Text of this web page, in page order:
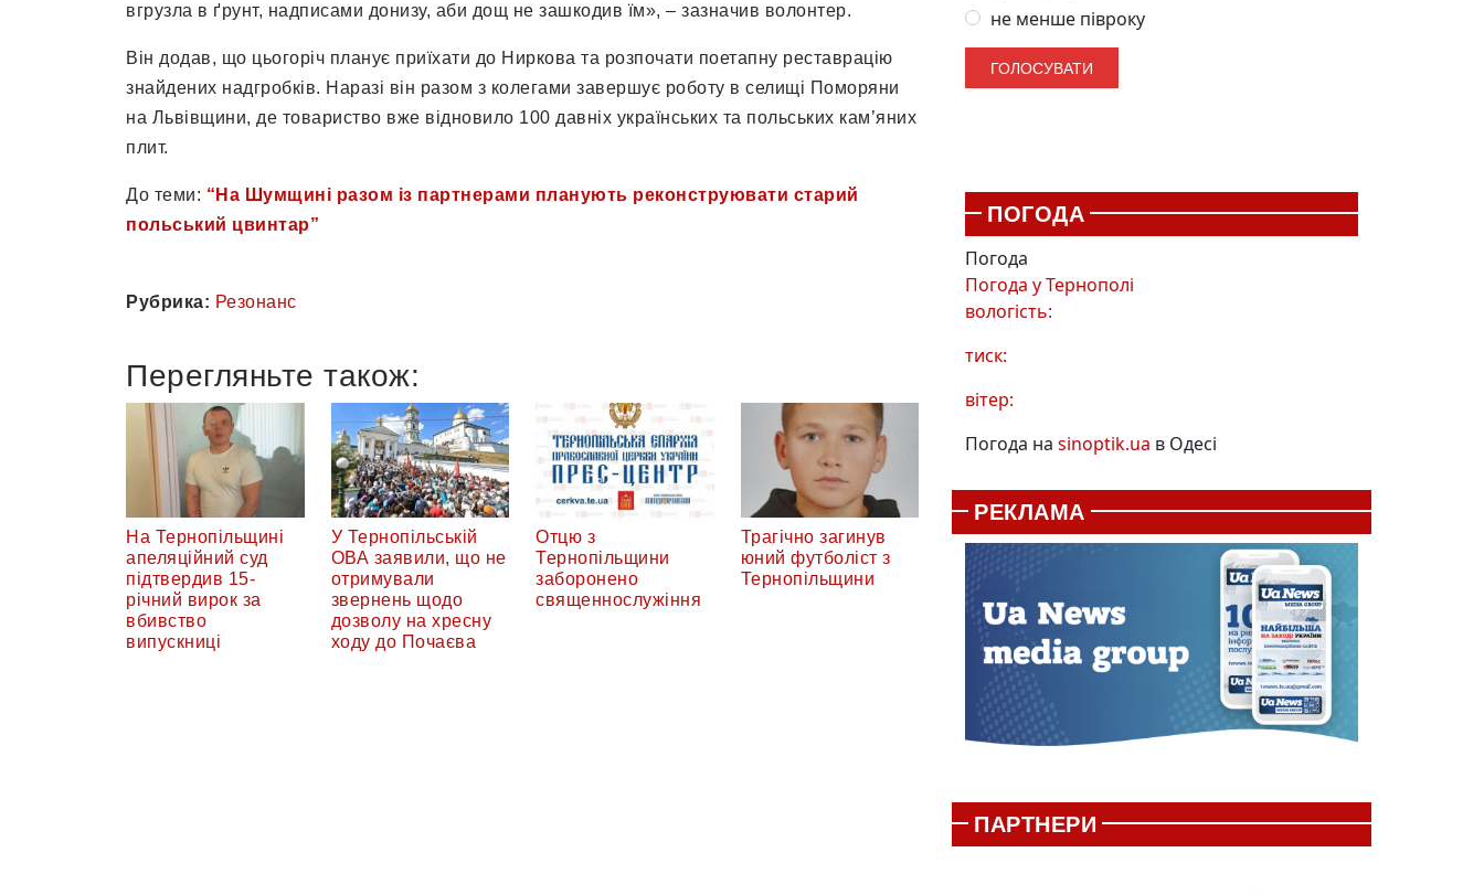
вгрузла в ґрунт, надписами донизу, аби дощ не зашкодив їм», – зазначив волонтер.
Він додав, що цьогоріч планує приїхати до Ниркова та розпочати поетапну реставрацію
знайдених надгробків. Наразі він разом з колегами завершує роботу в селищі Поморяни
на Львівщини, де товариство вже відновило 100 давніх українських та польських кам’яних
плит.
До теми: “На Шумщині разом із партнерами планують реконструювати старий
польський цвинтар”
Рубрика: Резонанс
Перегляньте також:
На Тернопільщині
апеляційний суд
підтвердив 15-
річний вирок за
вбивство
випускниці
У Тернопільській
ОВА заявили, що не
отримували
звернень щодо
дозволу на хресну
ходу до Почаєва
Отцю з
Тернопільщини
заборонено
священнослужіння
Трагічно загинув
юний футболіст з
Тернопільщини
не менше півроку
ПОГОДА
Погода
Погода уТернополі
вологість:
тиск:
вітер:
Погода на sinoptik.ua в Одесі
РЕКЛАМА
ПАРТНЕРИ